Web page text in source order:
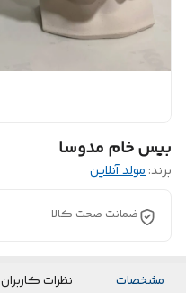
بیس خام مدوسا
برند:مولد آنلاین
ضمانت صحت کالا
مشخصات نظرات کاربران